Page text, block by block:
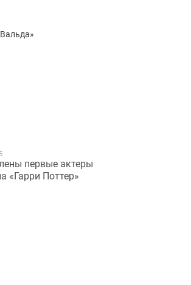
первые актеры
«Гарри Поттер»